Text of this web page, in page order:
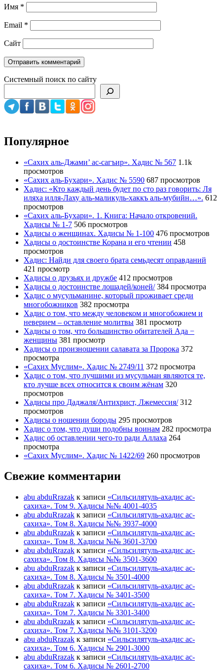
Имя *
Email *
Сайт
Системный поиск по сайту
Популярное
«Сахих аль-Джами’ ас-сагъир». Хадис № 567 1.1k
просмотров
«Сахих аль-Бухари». Хадис № 5590 687 просмотров
Хадис: «Кто каждый день будет по сто раз говорить: Ля
иляха илля-Лаху аль-маликуль-хаккъ аль-мубийн…». 612
просмотров
«Сахих аль-Бухари». 1. Книга: Начало откровений.
Хадисы № 1-7 506 просмотров
Хадисы о женщинах. Хадисы № 1-100 476 просмотров
Хадисы о достоинстве Корана и его чтении 458
просмотров
Хадис: Найди для своего брата семьдесят оправданий
421 просмотр
Хадисы о друзьях и дружбе 412 просмотров
Хадисы о достоинстве лошадей/коней/ 384 просмотра
Хадис о мусульманине, который проживает среди
многобожников 382 просмотра
Хадис о том, что между человеком и многобожием и
неверием – оставление молитвы 381 просмотр
Хадисы о том, что большинство обитателей Ада −
женщины 381 просмотр
Хадисы о произношении салавата за Пророка 372
просмотра
«Сахих Муслим». Хадис № 2749/11 372 просмотра
Хадис о том, что лучшими из мусульман являются те,
кто лучше всех относится к своим жёнам 320
просмотров
Хадисы про Даджаля/Антихрист, Лжемессия/ 312
просмотров
Хадисы о ношении бороды 295 просмотров
Хадис о том, что души подобны воинам 282 просмотра
Хадис об оставлении чего-то ради Аллаха 264
просмотра
«Сахих Муслим». Хадис № 1422/69 260 просмотров
Свежие комментарии
abu abduRrazak к записи «Сильсилятуль-ахадис ас-
сахиха». Том 9. Хадисы №№ 4001-4035
abu abduRrazak к записи «Сильсилятуль-ахадис ас-
сахиха». Том 8. Хадисы №№ 3937-4000
abu abduRrazak к записи «Сильсилятуль-ахадис ас-
сахиха». Том 8. Хадисы №№ 3601-3700
abu abduRrazak к записи «Сильсилятуль-ахадис ас-
сахиха». Том 8. Хадисы №№ 3501-3600
abu abduRrazak к записи «Сильсилятуль-ахадис ас-
сахиха». Том 8. Хадисы № 3501-4000
abu abduRrazak к записи «Сильсилятуль-ахадис ас-
сахиха». Том 7. Хадисы № 3401-3500
abu abduRrazak к записи «Сильсилятуль-ахадис ас-
сахиха». Том 7. Хадисы № 3301-3400
abu abduRrazak к записи «Сильсилятуль-ахадис ас-
сахиха». Том 7. Хадисы №№ 3101-3200
abu abduRrazak к записи «Сильсилятуль-ахадис ас-
сахиха». Том 6. Хадисы № 2901-3000
abu abduRrazak к записи «Сильсилятуль-ахадис ас-
сахиха». Том 6. Хадисы № 2601-2700